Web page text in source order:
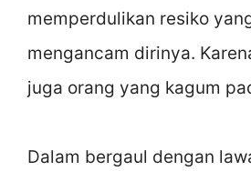
memperdulikan resiko
mengancam dirinya.
juga orang yang kagum
Dalam bergaul dengan